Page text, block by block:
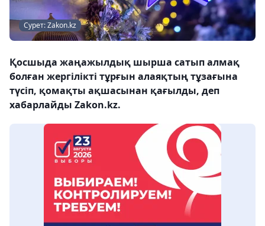
Сурет: Zakon.kz
Қосшыда жаңажылдық шырша сатып алмақ
болған жергілікті тұрғын алаяқтың тұзағына
түсіп, қомақты ақшасынан қағылды, деп
хабарлайды Zakon.kz.